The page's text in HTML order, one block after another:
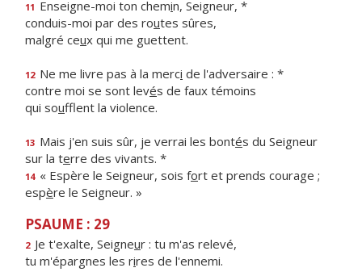
11 Enseigne-moi ton chemin, Seigneur, *
conduis-moi par des routes sûres,
malgré ceux qui me guettent.
12 Ne me livre pas à la merci de l'adversaire : *
contre moi se sont levés de faux témoins
qui soufflent la violence.
13 Mais j'en suis sûr, je verrai les bontés du Seigneur
sur la terre des vivants. *
14 « Espère le Seigneur, sois fort et prends courage ;
espère le Seigneur. »
PSAUME : 29
2 Je t'exalte, Seigneur : tu m'as relevé,
tu m'épargnes les rires de l'ennemi.